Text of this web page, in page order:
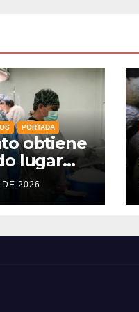
PORTADA
obtiene
lugar
de
DE 2026